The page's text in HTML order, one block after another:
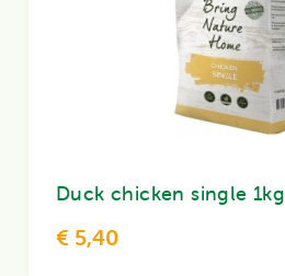
Duck chicken single 1kg
€ 5,40